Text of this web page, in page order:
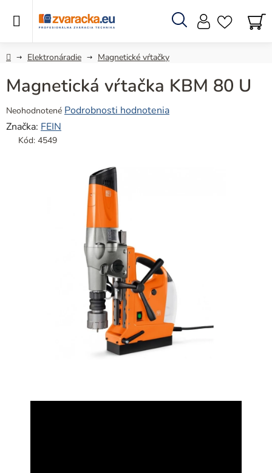
Hľadať
DomovElektronáradie Magnetické vŕtačky
Magnetická vŕtačka KBM 80 U
Priemerné
hodnotenie
produktu
Neohodnotené Podrobnosti hodnotenia
Značka: FEIN
Kód: 4549